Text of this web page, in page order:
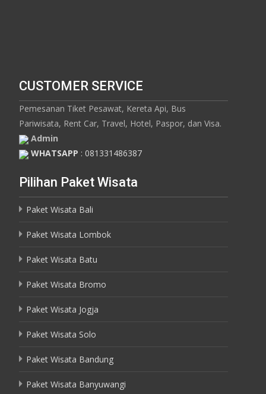
CUSTOMER SERVICE
Pemesanan Tiket Pesawat, Kereta Api, Bus
Pariwisata, Rent Car, Travel, Hotel, Paspor, dan Visa.
Admin
WHATSAPP : 081331486387
Pilihan Paket Wisata
Paket Wisata Bali
Paket Wisata Lombok
Paket Wisata Batu
Paket Wisata Bromo
Paket Wisata Jogja
Paket Wisata Solo
Paket Wisata Bandung
Paket Wisata Banyuwangi